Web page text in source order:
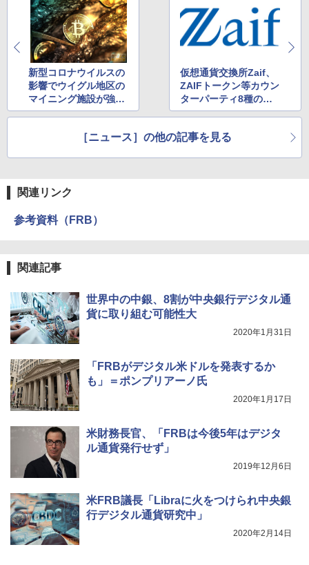
新型コロナウイルスの
影響でウイグル地区の
マイニング施設が強制
閉鎖
仮想通貨交換所Zaif、
ZAIFトークン等カウン
ターパーティ8種の入
出金を一時停止
［ニュース］の他の記事を見る
関連リンク
参考資料（FRB）
関連記事
世界中の中銀、8割が中央銀行デジタル通
貨に取り組む可能性大
2020年1月31日
「FRBがデジタル米ドルを発表するか
も」＝ポンプリアーノ氏
2020年1月17日
米財務長官、「FRBは今後5年はデジタ
ル通貨発行せず」
2019年12月6日
米FRB議長「Libraに火をつけられ中央銀
行デジタル通貨研究中」
2020年2月14日